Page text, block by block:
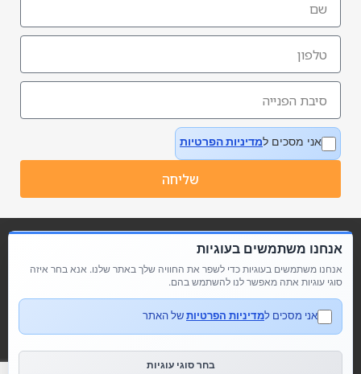
אני מסכים למדיניות הפרטיות
שליחה
מדיניות פרטיות הצהרת נגישות
אנחנו משתמשים בעוגיות
אנחנו משתמשים בעוגיות כדי לשפר את החוויה שלך באתר שלנו. אנא בחר איזה
סוגי עוגיות אתה מאפשר לנו להשתמש בהם.
אני מסכים למדיניות הפרטיותשל האתר
בחר סוגי עוגיות